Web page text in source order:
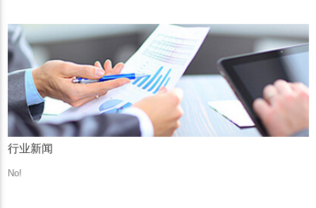
行业新闻
No!